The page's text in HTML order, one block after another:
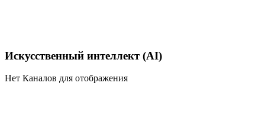
Искусственный интеллект (AI)
Нет Каналов для отображения